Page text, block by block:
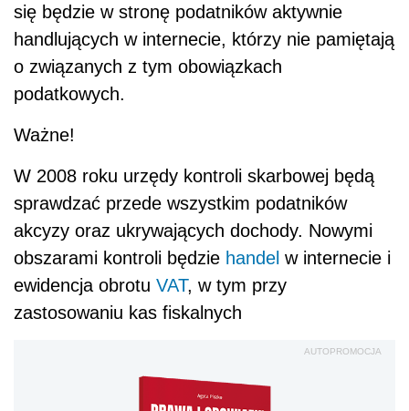
się będzie w stronę podatników aktywnie
handlujących w internecie, którzy nie pamiętają
o związanych z tym obowiązkach
podatkowych.
Ważne!
W 2008 roku urzędy kontroli skarbowej będą
sprawdzać przede wszystkim podatników
akcyzy oraz ukrywających dochody. Nowymi
obszarami kontroli będzie handel w internecie i
ewidencja obrotu VAT, w tym przy
zastosowaniu kas fiskalnych
AUTOPROMOCJA